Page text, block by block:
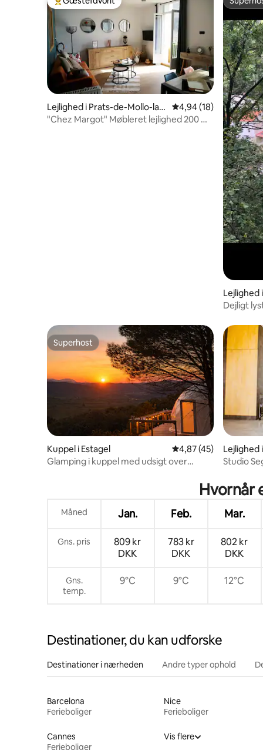
Bedste gæstefavorit
Lejlighed i Prats-de-Mollo-la-
Preste
4,94 ud af 5 i
4,94 (18)
"Chez Margot" Møbleret lejlighed 200 m
Lejlighed
Preste
Dejligt
Superhost
Superhost
Kuppel i Estagel 4,87 ud af 5 i
4,87 (45)
Glamping i kuppel med udsigt over
Lejlighed
este
Studio
Hvornår
Måned Jan. Feb. Mar.
Gns. pris
809 kr
DKK
783 kr
DKK
802 kr
DKK
Gns.
temp.
9°C 9°C 12°C
Destinationer, du kan udforske
Destinationer i nærheden Andre typer ophold
Barcelona
Ferieboliger
Nice
Ferieboliger
Cannes
Ferieboliger
Vis flere